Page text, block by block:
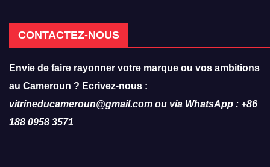
CONTACTEZ-NOUS
Envie de faire rayonner votre marque ou vos ambitions
au Cameroun ? Ecrivez-nous :
vitrineducameroun@gmail.com ou via WhatsApp : +86
188 0958 3571